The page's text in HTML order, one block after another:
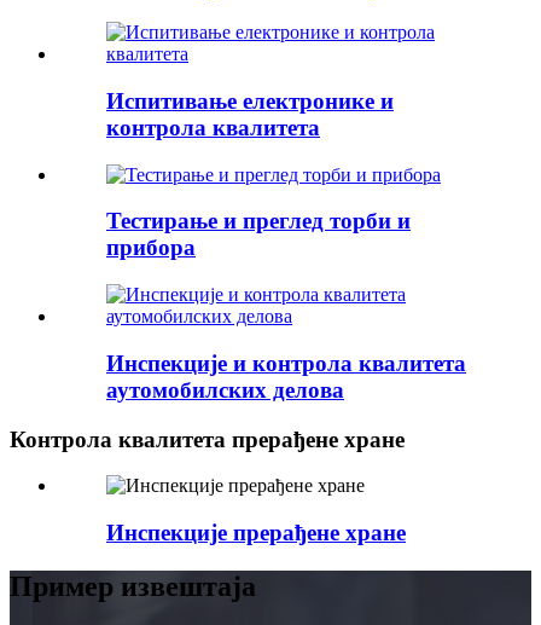
Испитивање електронике и
контрола квалитета
Тестирање и преглед торби и
прибора
Инспекције и контрола квалитета
аутомобилских делова
Контрола квалитета прерађене хране
Инспекције прерађене хране
Пример извештаја